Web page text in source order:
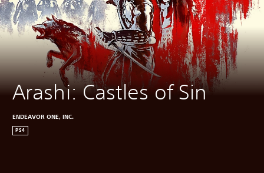
Arashi: Castles of Sin
ENDEAVOR ONE, INC.
PS4